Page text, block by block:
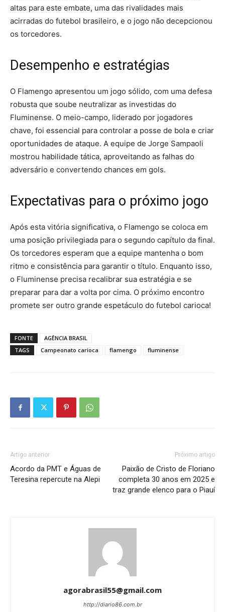
altas para este embate, uma das rivalidades mais
acirradas do futebol brasileiro, e o jogo não decepcionou
os torcedores.
Desempenho e estratégias
O Flamengo apresentou um jogo sólido, com uma defesa
robusta que soube neutralizar as investidas do
Fluminense. O meio-campo, liderado por jogadores
chave, foi essencial para controlar a posse de bola e criar
oportunidades de ataque. A equipe de Jorge Sampaoli
mostrou habilidade tática, aproveitando as falhas do
adversário e convertendo chances em gols.
Expectativas para o próximo jogo
Após esta vitória significativa, o Flamengo se coloca em
uma posição privilegiada para o segundo capítulo da final.
Os torcedores esperam que a equipe mantenha o bom
ritmo e consistência para garantir o título. Enquanto isso,
o Fluminense precisa recalibrar sua estratégia e se
preparar para dar a volta por cima. O próximo encontro
promete ser outro grande espetáculo do futebol carioca!
FONTE
AGÊNCIA BRASIL
TAGS
Campeonato carioca flamengo fluminense
Artigo anterior
Acordo da PMT e Águas de
Teresina repercute na Alepi
Próximo artigo
Paixão de Cristo de Floriano
completa 30 anos em 2025 e
traz grande elenco para o Piauí
agorabrasil55@gmail.com
http://diario86.com.br